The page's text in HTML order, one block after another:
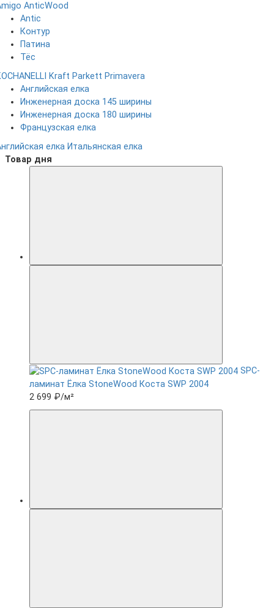
AnticWood
Antic
Контур
Патина
Тёс
Kraft Parkett Primavera
Английская елка
Инженерная доска 145 ширины
Инженерная доска 180 ширины
Французская елка
елка Итальянская елка
Товар дня
SPC-
ламинат Ëлка StoneWood Коста SWP 2004
2 699 ₽/м²